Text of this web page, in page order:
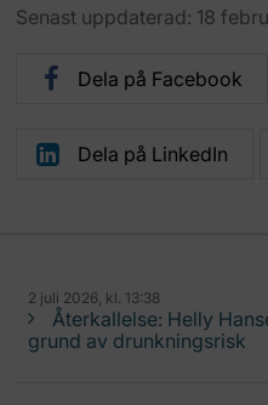
Senast uppdaterad: 18
Dela på Facebook
Dela på LinkedIn
2 juli 2026, kl. 13:38
Återkallelse: Helly
grund av drunkningsrisk